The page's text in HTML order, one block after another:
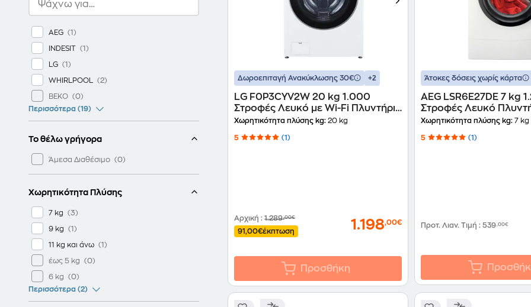
AEG
INDESIT
LG
WHIRLPOOL
BEKO
Περισσότερα (19)
Το θέλω γρήγορα
Άμεσα Διαθέσιμο
Χωρητικότητα Πλύσης
7 kg
9 kg
11 kg και άνω
έως 5 kg
6 kg
Περισσότερα (2)
Δωροεπιταγή Ανακύκλωσης 30€ +2
LG F0P3CYV2W 20 kg 1.000
Στροφές Λευκό με Wi-Fi Πλυντήριο
Ρούχων
Χωρητικότητα πλύσης kg: 20 kg
5 (1)
Αρχική : 1.289,00€
91,00€έκπτωση 1.198,00€
Προσθήκη
Άτοκες δόσεις χωρίς κάρτα
AEG LSR6E27DE 7 kg
Στροφές Λευκό
Ρούχων
Χωρητικότητα πλύσης kg: 7 kg
5 (1)
Προτ. Λιαν. Τιμή:539,00€